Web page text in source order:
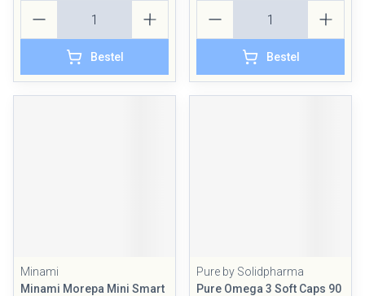
Bestel Bestel
Minami
Minami Morepa Mini Smart
Pure by Solidpharma
Pure Omega 3 Soft Caps 90